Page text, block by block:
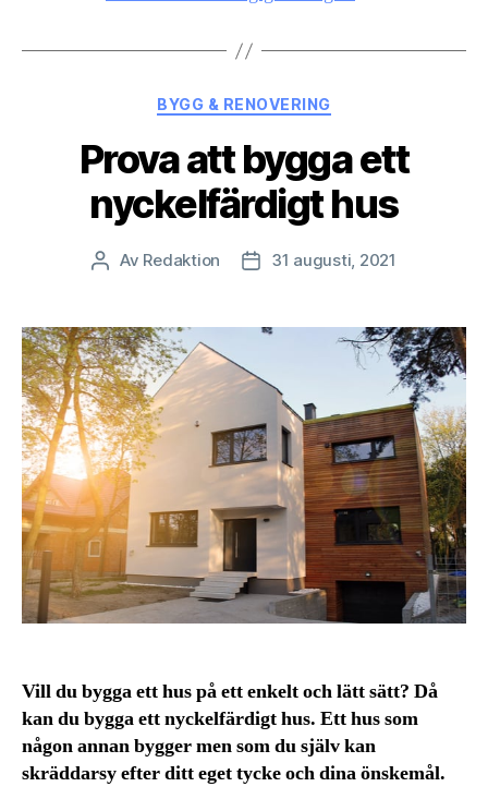
Kategorier
BYGG & RENOVERING
Prova att bygga ett
nyckelfärdigt hus
Inläggsförfattare
Av Redaktion Inläggsdatum
31 augusti, 2021
Vill du bygga ett hus på ett enkelt och lätt sätt? Då
kan du bygga ett nyckelfärdigt hus. Ett hus som
någon annan bygger men som du själv kan
skräddarsy efter ditt eget tycke och dina önskemål.